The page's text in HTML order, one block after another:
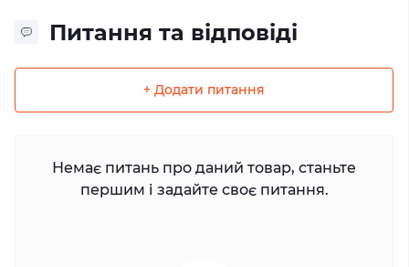
Питання та відповіді
+ Додати питання
Немає питань про даний товар, станьте
першим і задайте своє питання.